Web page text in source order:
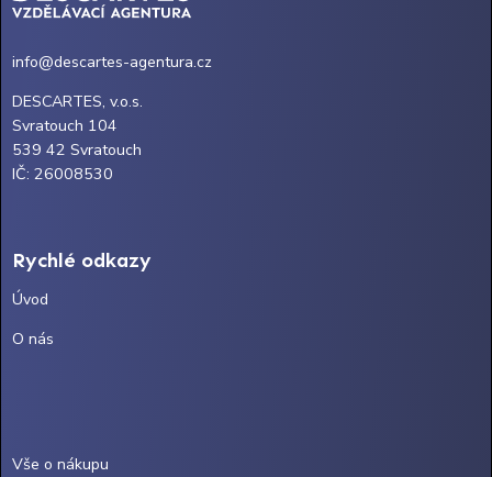
info@descartes-agentura.cz
DESCARTES, v.o.s.
Svratouch 104
539 42 Svratouch
IČ: 26008530
Rychlé odkazy
Úvod
O nás
Vše o nákupu